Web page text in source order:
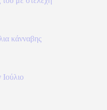
κάνναβης